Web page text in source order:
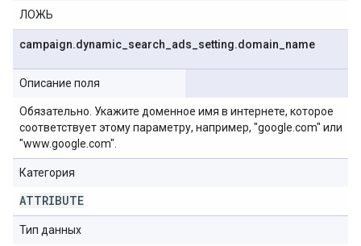
ЛОЖЬ
campaign.dynamic search ads setting.domain name
Описание поля
Обязательно. Укажите доменное имя в интернете, которое
соответствует этому параметру, например, "google.com" или
"www.google.com".
Категория
ATTRIBUTE
Тип данных